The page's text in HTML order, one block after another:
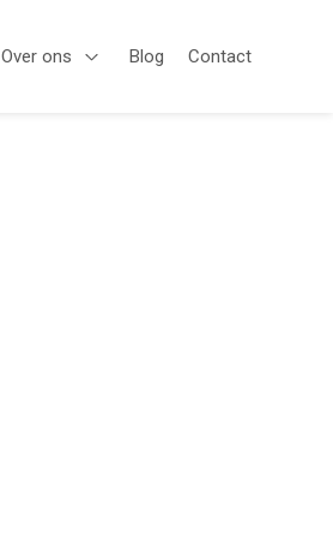
Over ons
Open Over ons
Blog Contact